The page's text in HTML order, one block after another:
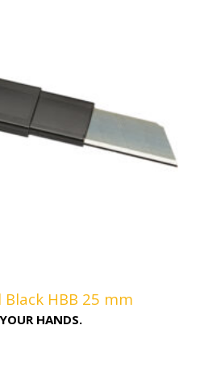
Black HBB 25 mm
HANDS.